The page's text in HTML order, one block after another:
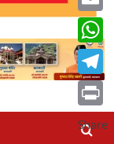
Email
Print
Share